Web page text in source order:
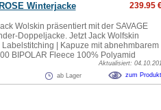
Winterjacke
239.95
Wolskin präsentiert mit der SAVAGE
Doppeljacke. Jetzt Jack Wolfskin
| Kapuze mit abnehmbarem
BIPOLAR Fleece 100% Polyamid
Aktualisiert:
ab Lager zum Produkt